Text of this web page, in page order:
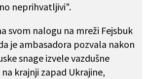
neprihvatljivi".
svom nalogu na mreži Fejsbuk
je ambasadora pozvala nakon
snage izvele vazdušne
krajnji zapad Ukrajine,